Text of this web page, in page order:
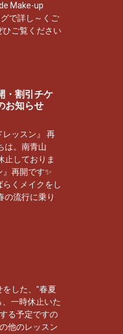
Make-up
で詳し～くご
ひご覧ください
・割引チケ
お知らせ
レッスン』 再
は。南青山
しておりま
』再開です✨
らくメイクをし
の流行に乗り
した、‟春夏
一時休止いた
る予定ですの
他のレッスン